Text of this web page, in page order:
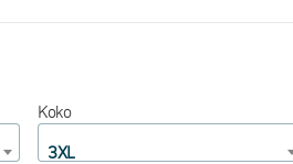
Koko
3XL